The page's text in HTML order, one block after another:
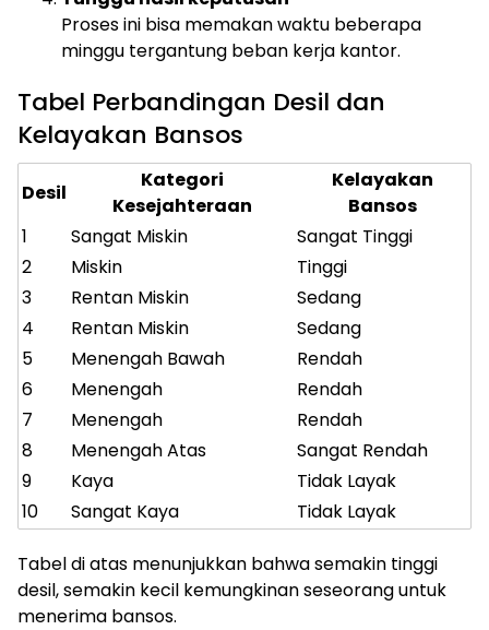
Proses ini bisa memakan waktu beberapa
minggu tergantung beban kerja kantor.
Tabel Perbandingan Desil dan
Kelayakan Bansos
Desil
Kategori
Kesejahteraan
Kelayakan
Bansos
1
Sangat Miskin
Sangat Tinggi
2
Miskin
Tinggi
3
Rentan Miskin
Sedang
4
Rentan Miskin
Sedang
5
Menengah Bawah
Rendah
6
Menengah
Rendah
7
Menengah
Rendah
8
Menengah Atas
Sangat Rendah
9
Kaya
Tidak Layak
10
Sangat Kaya Tidak Layak
Tabel di atas menunjukkan bahwa semakin tinggi
desil, semakin kecil kemungkinan seseorang untuk
menerima bansos.